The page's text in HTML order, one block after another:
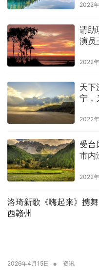
2022
请助
演员
2022
天下
宁，
2022
受台
市内
2022
洛琦新歌《嗨起来》携
西赣州
2026年4月15日 • 资讯